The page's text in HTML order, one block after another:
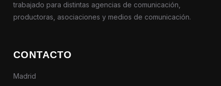
trabajado para distintas agencias de comunicación,
productoras, asociaciones y medios de comunicación.
CONTACTO
Madrid